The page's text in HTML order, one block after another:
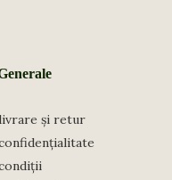
și retur